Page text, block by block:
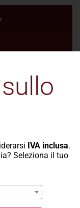
IVA inclusa.
Seleziona il tuo